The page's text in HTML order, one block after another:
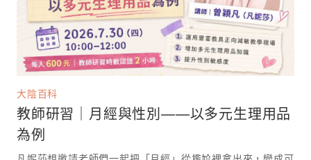
大陰百科
教師研習｜月經與性別——以多元生理用品
為例